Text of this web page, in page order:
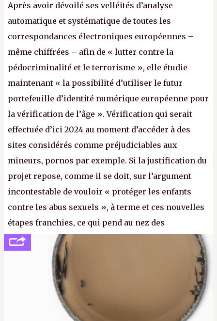
Après avoir dévoilé ses velléités d’analyse
automatique et systématique de toutes les
correspondances électroniques européennes –
même chiffrées – afin de « lutter contre la
pédocriminalité et le terrorisme », elle étudie
maintenant « la possibilité d’utiliser le futur
portefeuille d’identité numérique européenne pour
la vérification de l’âge ». Vérification qui serait
effectuée d’ici 2024 au moment d’accéder à des
sites considérés comme préjudiciables aux
mineurs, pornos par exemple. Si la justification du
projet repose, comme il se doit, sur l’argument
incontestable de vouloir « protéger les enfants
contre les abus sexuels », à terme et ces nouvelles
étapes franchies, ce qui pend au nez des
internautes est à n'en point douter la mise en place
de l’identification obligatoire pour se connecter au
http://cpc.cx/AH432N1
- Crédit photo : Pexels -